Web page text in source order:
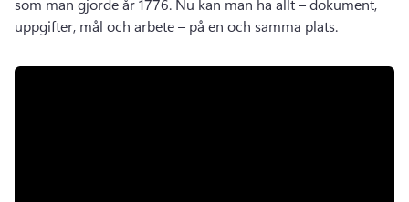
som man gjorde år 1776. Nu kan man ha allt – dokument,
uppgifter, mål och arbete – på en och samma plats.